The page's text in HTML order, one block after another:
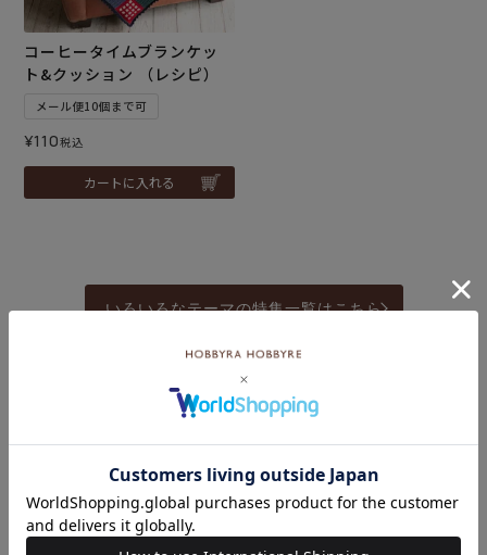
コーヒータイムブランケッ
ト&クッション （レシピ）
メール便10個まで可
¥110税込
カートに入れる
いろいろなテーマの特集一覧はこちら
こちらのキーワード
もおすすめ